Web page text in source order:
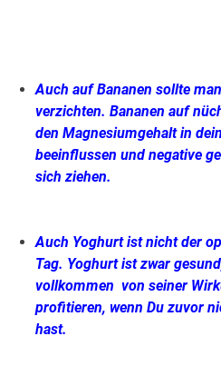
Auch auf Bananen sollte
verzichten. Bananen auf
den Magnesiumgehalt in
beeinflussen und negative
sich ziehen.
Auch Yoghurt ist nicht der
Tag. Yoghurt ist zwar
vollkommen von seiner
profitieren, wenn Du zuvor
hast.